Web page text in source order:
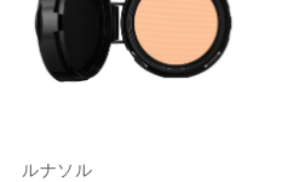
ルナソル